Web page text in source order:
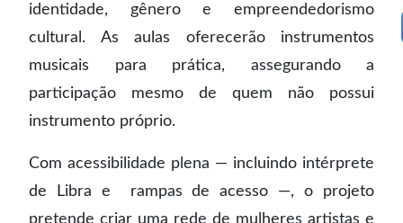
identidade, gênero e empreendedorismo
cultural. As aulas oferecerão instrumentos
musicais para prática, assegurando a
participação mesmo de quem não possui
instrumento próprio.
Com acessibilidade plena — incluindo intérprete
de Libra e rampas de acesso —, o projeto
pretende criar uma rede de mulheres artistas e